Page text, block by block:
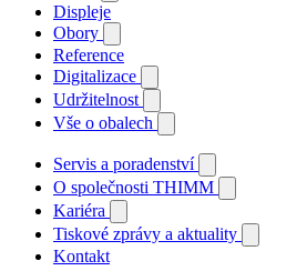
Displeje
Obory
Reference
Digitalizace
Udržitelnost
Vše o obalech
Servis a poradenství
O společnosti THIMM
Kariéra
Tiskové zprávy a aktuality
Kontakt